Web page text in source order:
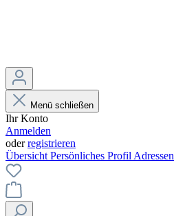
Menü schließen
Ihr Konto
Anmelden
oderregistrieren
Übersicht Persönliches Profil Adressen